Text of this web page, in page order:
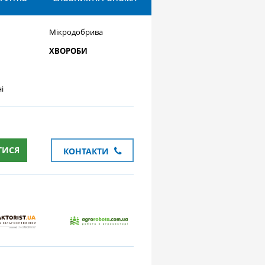
Мікродобрива
ХВОРОБИ
КОНТАКТИ